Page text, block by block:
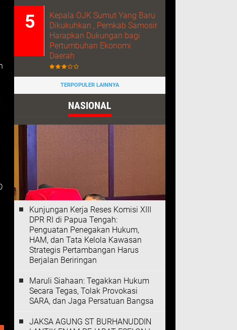
Kepala OJK Sumut Yang Baru
Dikukuhkan , Pemkab Samosir
Harapkan Dukungan bagi
Pertumbuhan Ekonomi
Daerah
TERPOPULER LAINNYA
NASIONAL
Kunjungan Kerja Reses Komisi XIII
DPR RI di Papua Tengah:
Penguatan Penegakan Hukum,
HAM, dan Tata Kelola Kawasan
Strategis Pertambangan Harus
Berjalan Beriringan
Maruli Siahaan: Tegakkan Hukum
Secara Tegas, Tolak Provokasi
SARA, dan Jaga Persatuan Bangsa
JAKSA AGUNG ST BURHANUDDIN